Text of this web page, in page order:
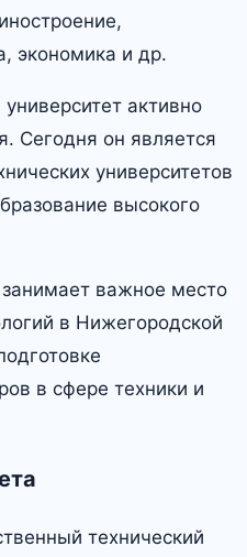
экономика и др.
активно
Сегодня он является
университетов
высокого
важное место
в Нижегородской
в сфере техники и
технический